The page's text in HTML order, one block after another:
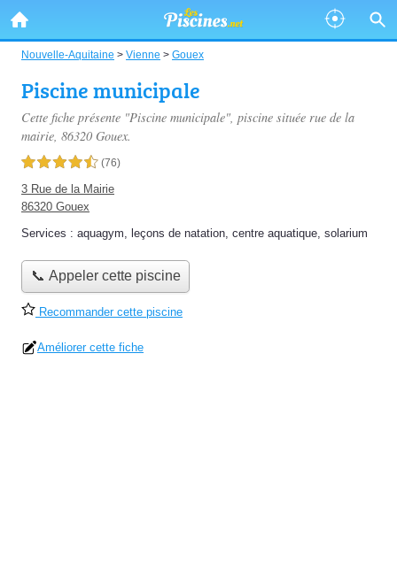
Nouvelle-Aquitaine > Vienne > Gouex
Piscine municipale
Cette fiche présente "Piscine municipale", piscine située rue de la
mairie, 86320 Gouex.
4,5 étoiles sur 5 (76)
3 Rue de la Mairie
86320 Gouex
Services : aquagym, leçons de natation, centre aquatique, solarium
📞 Appeler cette piscine
Recommander cette piscine
Améliorer cette fiche